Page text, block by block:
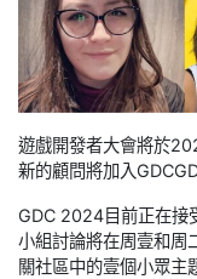
遊戲開發者大會將於
新的顧問將加入
GDC 2024目前正在接
小組討論將在周壹和周
關社區中的壹個小眾主